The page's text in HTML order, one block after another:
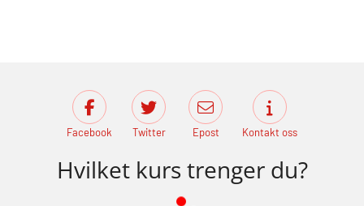
Facebook Twitter Epost Kontakt oss
Hvilket kurs trenger du?